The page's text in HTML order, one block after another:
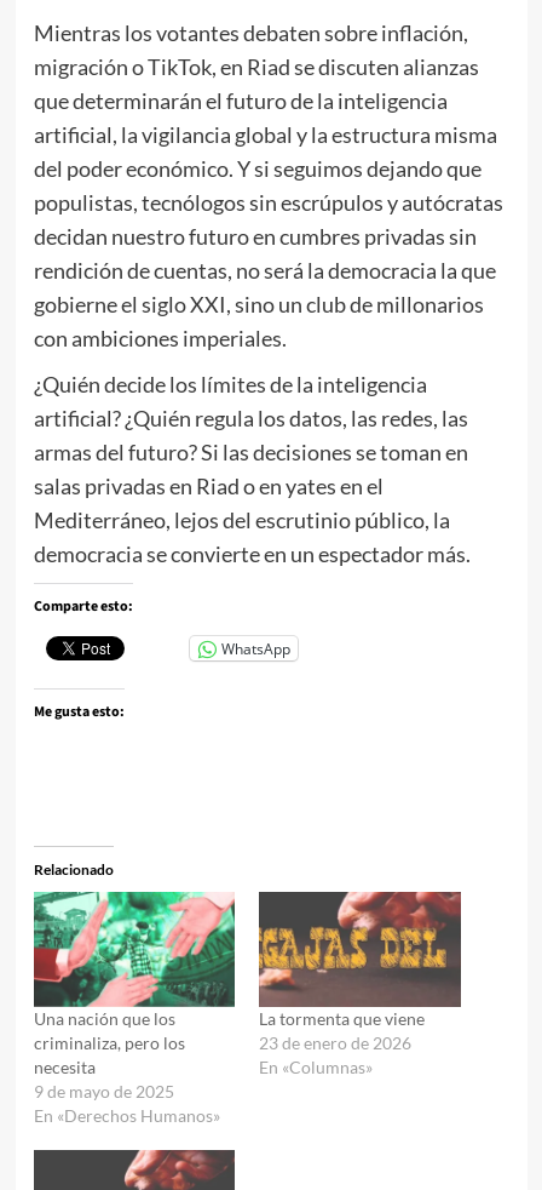
Mientras los votantes debaten sobre inflación,
migración o TikTok, en Riad se discuten alianzas
que determinarán el futuro de la inteligencia
artificial, la vigilancia global y la estructura misma
del poder económico. Y si seguimos dejando que
populistas, tecnólogos sin escrúpulos y autócratas
decidan nuestro futuro en cumbres privadas sin
rendición de cuentas, no será la democracia la que
gobierne el siglo XXI, sino un club de millonarios
con ambiciones imperiales.
¿Quién decide los límites de la inteligencia
artificial? ¿Quién regula los datos, las redes, las
armas del futuro? Si las decisiones se toman en
salas privadas en Riad o en yates en el
Mediterráneo, lejos del escrutinio público, la
democracia se convierte en un espectador más.
Comparte esto:
WhatsApp
Me gusta esto:
Relacionado
Una nación que los
criminaliza, pero los
necesita
9 de mayo de 2025
En «Derechos Humanos»
La tormenta que viene
23 de enero de 2026
En «Columnas»